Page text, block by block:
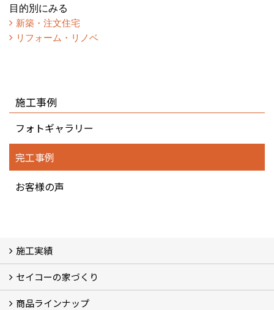
目的別にみる
新築・注文住宅
リフォーム・リノベ
施工事例
フォトギャラリー
完工事例
お客様の声
施工実績
フォトギャラリー
完工事例
お客様の声
セイコーの家づくり
家づくりコンセプト (2)
家づくりの特徴 (16)
□高性能住宅 (4)
□OMソーラーハウス (5)
□55歳からの家づくり
□わざわ座
□快適性 (4)
□光熱費 (3)
家づくりコラム
メンテナンス
商品ラインナップ